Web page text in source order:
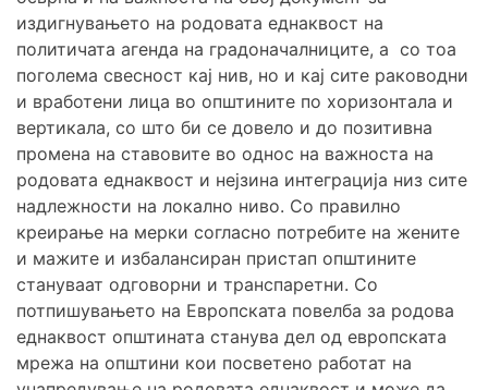
издигнувањето на родовата еднаквост на
политичата агенда на градоначалниците, а со тоа
поголема свесност кај нив, но и кај сите раководни
и вработени лица во општините по хоризонтала и
вертикала, со што би се довело и до позитивна
промена на ставовите во однос на важноста на
родовата еднаквост и нејзина интеграција низ сите
надлежности на локално ниво. Со правилно
креирање на мерки согласно потребите на жените
и мажите и избалансиран пристап општините
стануваат одговорни и транспаретни. Со
потпишувањето на Европската повелба за родова
еднаквост општината станува дел од европската
мрежа на општини кои посветено работат на